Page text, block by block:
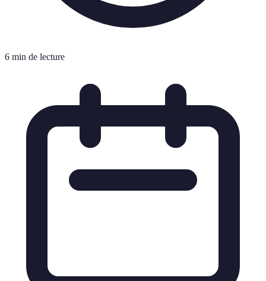
6 min de lecture